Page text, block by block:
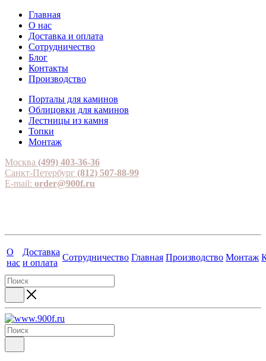
Главная
О нас
Доставка и оплата
Сотрудничество
Блог
Контакты
Производство
Порталы для каминов
Облицовки для каминов
Лестницы из камня
Топки
Монтаж
Москва (499) 403-36-36
Санкт-Петербург (812) 507-88-99
E-mail: order@900f.ru
О
нас
Доставка
и оплата
Сотрудничество Главная Производство Монтаж